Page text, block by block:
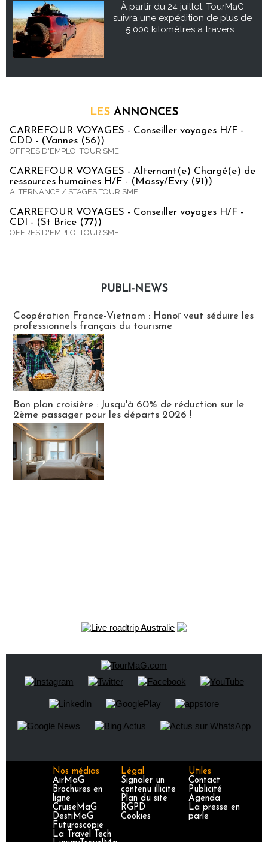
À partir du 24 juillet, TourMaG
suivra une expédition de plus de
5 000 kilomètres à travers...
LES ANNONCES
CARREFOUR VOYAGES - Conseiller voyages H/F -
CDD - (Vannes (56))
OFFRES D'EMPLOI TOURISME
CARREFOUR VOYAGES - Alternant(e) Chargé(e) de
ressources humaines H/F - (Massy/Evry (91))
ALTERNANCE / STAGES TOURISME
CARREFOUR VOYAGES - Conseiller voyages H/F -
CDI - (St Brice (77))
OFFRES D'EMPLOI TOURISME
PUBLI-NEWS
Coopération France-Vietnam : Hanoï veut séduire les
professionnels français du tourisme
Bon plan croisière : Jusqu'à 60% de réduction sur le
2ème passager pour les départs 2026 !
Nos médias
AirMaG
Brochures en
ligne
CruiseMaG
DestiMaG
Futuroscopie
La Travel Tech
Légal
Signaler un
contenu illicite
Plan du site
RGPD
Cookies
Utiles
Contact
Publicité
Agenda
La presse en
parle